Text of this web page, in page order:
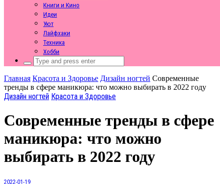
Книги и Кино
Идеи
Уют
Лайфхаки
Техника
Хобби
Search
for:
Главная Красота и Здоровье Дизайн ногтей Современные
тренды в сфере маникюра: что можно выбирать в 2022 году
Дизайн ногтей Красота и Здоровье
Современные тренды в сфере
маникюра: что можно
выбирать в 2022 году
2022-01-19